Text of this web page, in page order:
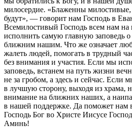
милосердие. «Блаженны
будут», — говорит нам Господь в
Всемилостивый Господь всем нам
исполнить самую главную заповедь
ближним нашим. Что же означает
жалеть людей, помогать в трудный
без внимания и участия. Если мы
заповедь, встанем на путь жизни
не за гробом, а здесь и сейчас. Если
в лучшую сторону, выходя из храма,
внимание на ближних наших, а
в нашей поддержке. Да поможет нам
Господь Бог во Христе Иисусе
Аминь!